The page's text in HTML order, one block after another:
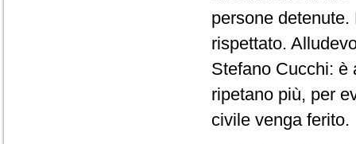
persone
rispettato.
Stefano Cucchi: è
ripetano più, per
civile venga ferito.